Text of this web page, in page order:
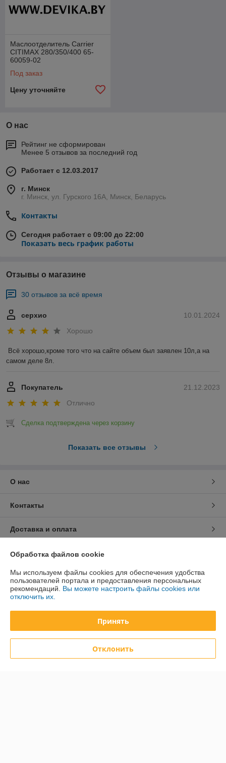
Маслоотделитель Carrier
CITIMAX 280/350/400 65-
60059-02
Под заказ
Цену уточняйте
О нас
Рейтинг не сформирован
Менее 5 отзывов за последний год
Работает с 12.03.2017
г. Минск
г. Минск, ул. Гурского 16А, Минск, Беларусь
Контакты
Сегодня работает с 09:00 до 22:00
Показать весь график работы
Отзывы о магазине
30 отзывов за всё время
10.01.2024
серхио
Хорошо
Всё хорошо,кроме того что на сайте объем был заявлен 10л,а на
самом деле 8л.
21.12.2023
Покупатель
Отлично
Сделка подтверждена через корзину
Показать все отзывы
О нас
Контакты
Доставка и оплата
График работы
Полная версия сайта
Политика обработки cookies
Сайт создан на платформе Deal.by
Обработка файлов cookie
Мы используем файлы cookies для обеспечения удобства
пользователей портала и предоставления персональных
рекомендаций. Вы можете настроить файлы cookies или
отключить их.
Принять
Отклонить